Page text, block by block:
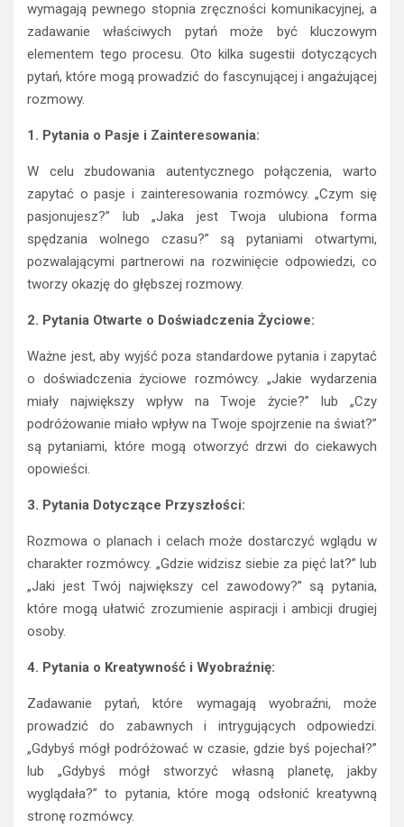
wymagają pewnego stopnia zręczności komunikacyjnej, a
zadawanie właściwych pytań może być kluczowym
elementem tego procesu. Oto kilka sugestii dotyczących
pytań, które mogą prowadzić do fascynującej i angażującej
rozmowy.
1. Pytania o Pasje i Zainteresowania:
W celu zbudowania autentycznego połączenia, warto
zapytać o pasje i zainteresowania rozmówcy. „Czym się
pasjonujesz?” lub „Jaka jest Twoja ulubiona forma
spędzania wolnego czasu?” są pytaniami otwartymi,
pozwalającymi partnerowi na rozwinięcie odpowiedzi, co
tworzy okazję do głębszej rozmowy.
2. Pytania Otwarte o Doświadczenia Życiowe:
Ważne jest, aby wyjść poza standardowe pytania i zapytać
o doświadczenia życiowe rozmówcy. „Jakie wydarzenia
miały największy wpływ na Twoje życie?” lub „Czy
podróżowanie miało wpływ na Twoje spojrzenie na świat?”
są pytaniami, które mogą otworzyć drzwi do ciekawych
opowieści.
3. Pytania Dotyczące Przyszłości:
Rozmowa o planach i celach może dostarczyć wglądu w
charakter rozmówcy. „Gdzie widzisz siebie za pięć lat?” lub
„Jaki jest Twój największy cel zawodowy?” są pytania,
które mogą ułatwić zrozumienie aspiracji i ambicji drugiej
osoby.
4. Pytania o Kreatywność i Wyobraźnię:
Zadawanie pytań, które wymagają wyobraźni, może
prowadzić do zabawnych i intrygujących odpowiedzi.
„Gdybyś mógł podróżować w czasie, gdzie byś pojechał?”
lub „Gdybyś mógł stworzyć własną planetę, jakby
wyglądała?” to pytania, które mogą odsłonić kreatywną
stronę rozmówcy.